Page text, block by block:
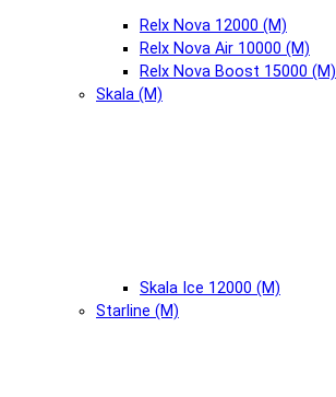
Relx Nova 12000 (М)
Relx Nova Air 10000 (М)
Relx Nova Boost 15000 (М)
Skala (М)
Skala Ice 12000 (М)
Starline (М)